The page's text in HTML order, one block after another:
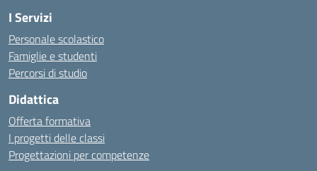
I Servizi
Personale scolastico
Famiglie e studenti
Percorsi di studio
Didattica
Offerta formativa
I progetti delle classi
Progettazioni per competenze